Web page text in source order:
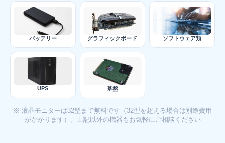
バッテリー グラフィックボード ソフトウェア類
UPS 基盤
※ 液晶モニターは32型まで無料です（32型を超える場合は別途費用
がかかります）。上記以外の機器もお気軽にご相談ください